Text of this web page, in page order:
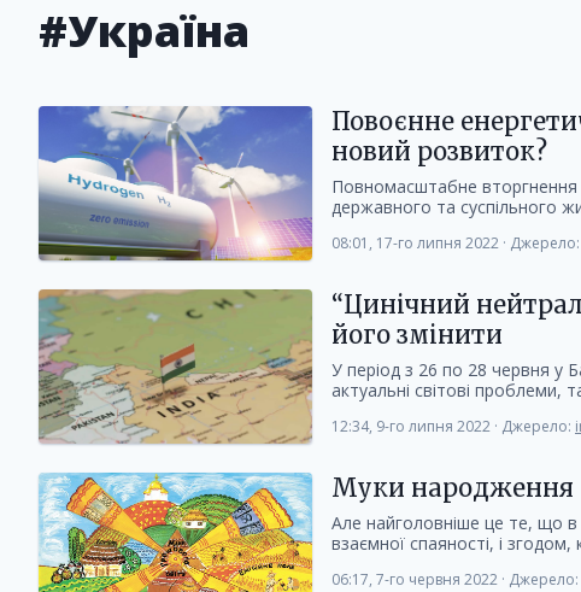
#Україна
Повоєнне
новий розвиток?
Повномасштабне
державного та суспільного
08:01, 17-го липня 2022 · Джерело:
“Цинічний
його змінити
У період з 26 по 28 червня у
актуальні світові проблеми,
12:34, 9-го липня 2022 · Джерело:
Муки народження
Але найголовніше це те, що
взаємної спаяності, і
06:17, 7-го червня 2022 · Джерело: